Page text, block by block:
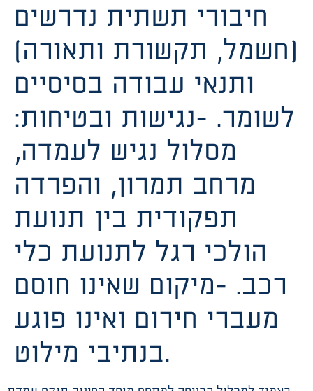
חיבורי תשתית נדרשים
(חשמל, תקשורת ותאורה)
ותנאי עבודה בסיסיים
לשומר. -נגישות ובטיחות:
מסלול נגיש לעמדה,
מרחב תמרון, והפרדה
תפקודית בין תנועת
הולכי רגל לתנועת כלי
רכב. -מיקום שאינו חוסם
מעברי חירום ואינו פוגע
בנתיבי מילוט.